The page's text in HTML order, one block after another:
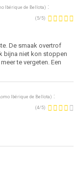
Ibérique de Bellota ) :
( 5/5)
De smaak overtrof
bijna niet kon stoppen
te vergeten. Een
Ibérique de Bellota ) :
(4/5)